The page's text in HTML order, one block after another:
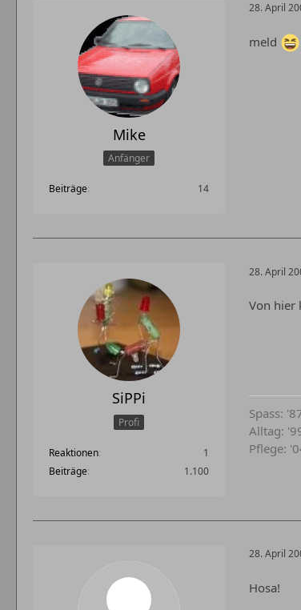
Mike
Anfänger
Beiträge 14
28. April
meld
SiPPi
Profi
Reaktionen
1
Beiträge
1.100
28. April
Von hier
Spass:
Alltag:
Pflege:
28. April
Hosa!